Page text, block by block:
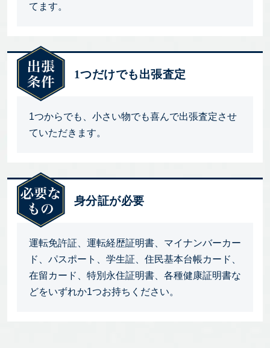
てます。
1つだけでも出張査定
1つからでも、小さい物でも喜んで出張査定させ
ていただきます。
身分証が必要
運転免許証、運転経歴証明書、マイナンバーカー
ド、パスポート、学生証、住民基本台帳カード、
在留カード、特別永住証明書、各種健康証明書な
どをいずれか1つお持ちください。